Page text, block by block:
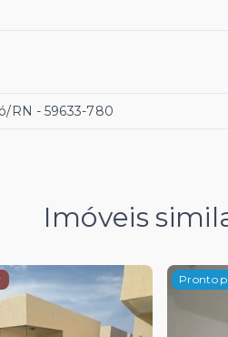
RN - 59633-780
Imóveis
Pronto